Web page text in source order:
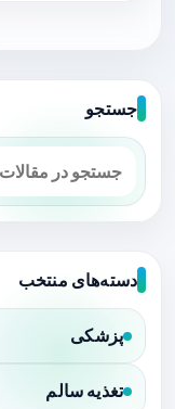
جستجو
دسته‌های منتخب
پزشکی
تغذیه سالم